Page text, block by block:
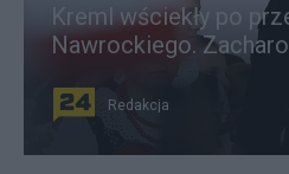
Kreml wściekły po
Nawrockiego.
Redakcja